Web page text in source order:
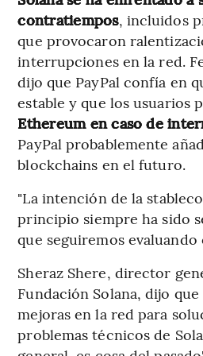
contratiempos, incluidos
que provocaron
interrupciones en la red.
dijo que PayPal confía en
estable y que los usuarios
Ethereum en caso de
PayPal probablemente
blockchains en el futuro.
"La intención de la
principio siempre ha sido
que seguiremos evaluando
Sheraz Shere, director
Fundación Solana, dijo
mejoras en la red para
problemas técnicos de